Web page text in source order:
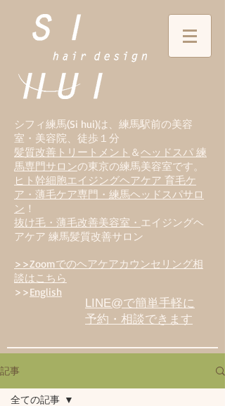
シフィ練馬(Si hui)は、 練馬駅前の美容
室・美容院、徒歩１分
髪質改善トリートメント ＆ヘッドスパ 練
馬専門サロンの東京の練馬美容室です。
ヒト幹細胞エイジングヘアケア 育毛ケ
ア・薄毛ケア専門・練馬ヘッドスパサロ
ン ！
抜け毛・薄毛改善美容室・ エイジングヘ
アケア 練馬髪質改善サロン
>>Zoomでのヘアケアカウンセリング相
談はこちら
>>English
LINE@で簡単手軽に
予約・相談できます
記事
全ての記事